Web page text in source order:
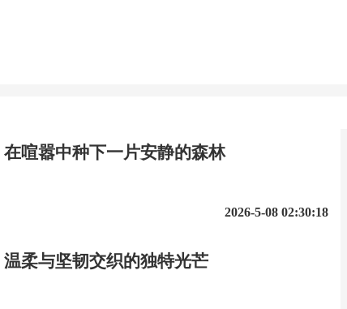
喧嚣中种下一片安静的森林
2026-5-08 02:30:18
柔与坚韧交织的独特光芒